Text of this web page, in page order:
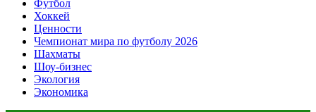
Футбол
Хоккей
Ценности
Чемпионат мира по футболу 2026
Шахматы
Шоу-бизнес
Экология
Экономика